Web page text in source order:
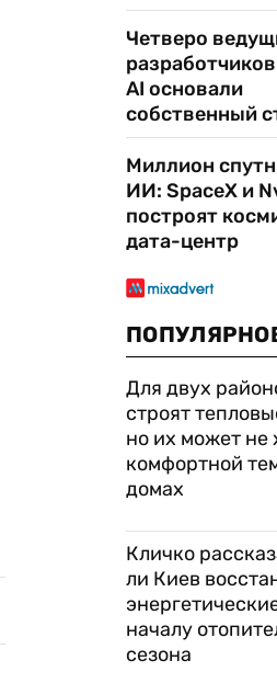
Четверо
AI основали
собственный
Миллион
ИИ: SpaceX и
построят
дата-центр
Для двух
строят
но их может не
комфортной
домах
Кличко
ли Киев
началу
сезона